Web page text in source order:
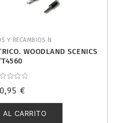
Y RECAMBIOS N
WOODLAND SCENICS
€
AL CARRITO